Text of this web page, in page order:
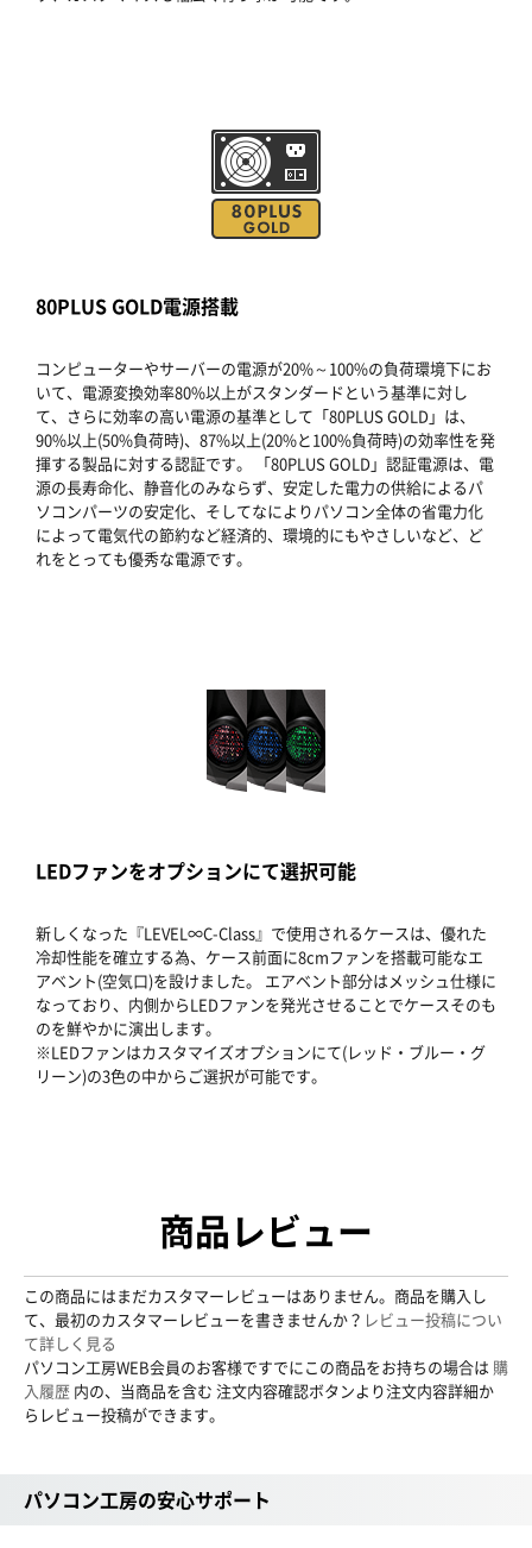
80PLUS GOLD電源搭載
コンピューターやサーバーの電源が20%～100%の負荷環境下にお
いて、電源変換効率80%以上がスタンダードという基準に対し
て、さらに効率の高い電源の基準として「80PLUS GOLD」は、
90%以上(50%負荷時)、87%以上(20%と100%負荷時)の効率性を発
揮する製品に対する認証です。 「80PLUS GOLD」認証電源は、電
源の長寿命化、静音化のみならず、安定した電力の供給によるパ
ソコンパーツの安定化、そしてなによりパソコン全体の省電力化
によって電気代の節約など経済的、環境的にもやさしいなど、ど
れをとっても優秀な電源です。
LEDファンをオプションにて選択可能
新しくなった『LEVEL∞C-Class』で使用されるケースは、優れた
冷却性能を確立する為、ケース前面に8cmファンを搭載可能なエ
アベント(空気口)を設けました。 エアベント部分はメッシュ仕様に
なっており、内側からLEDファンを発光させることでケースそのも
のを鮮やかに演出します。
※LEDファンはカスタマイズオプションにて(レッド・ブルー・グ
リーン)の3色の中からご選択が可能です。
商品レビュー
この商品にはまだカスタマーレビューはありません。商品を購入し
て、最初のカスタマーレビューを書きませんか？ レビュー投稿につい
て詳しく見る
パソコン工房WEB会員のお客様ですでにこの商品をお持ちの場合は 購
入履歴 内の、当商品を含む 注文内容確認ボタンより注文内容詳細か
らレビュー投稿ができます。
パソコン工房の安心サポート